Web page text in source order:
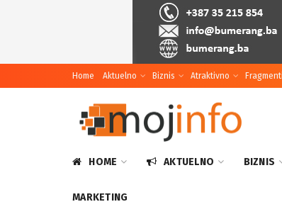
Home Aktuelno Biznis Atraktivno Fragmenti
HOME AKTUELNO BIZNIS
MARKETING